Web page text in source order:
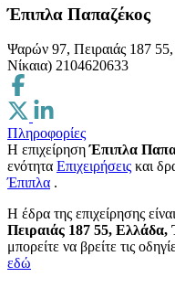
Έπιπλα Παπαζέκος
Ψαρών 97, Πειραιάς 187
Νίκαια) 2104620633
Πληροφορίες
Η επιχείρησηΈπιπλα
ενότητα Επιχειρήσεις και
Έπιπλα .
H έδρα της επιχείρησης
Πειραιάς 187 55, Ελλάδα,
μπορείτε να βρείτε τις
εδώ